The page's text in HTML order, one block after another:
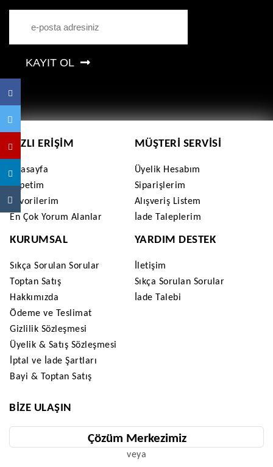
KAYIT OL
HIZLI ERIŞIM
Anasayfa
Sepetim
Favorilerim
En Çok Yorum Alanlar
MÜŞTERI SERVISI
Üyelik Hesabım
Siparişlerim
Alışveriş Listem
İade Taleplerim
KURUMSAL
Sıkça Sorulan Sorular
Toptan Satış
Hakkımızda
Ödeme ve Teslimat
Gizlilik Sözleşmesi
Üyelik & Satış Sözleşmesi
İptal ve İade Şartları
Bayi & Toptan Satış
YARDIM DESTEK
İletişim
Sıkça Sorulan Sorular
İade Talebi
BIZE ULAŞIN
Çözüm Merkezimiz
veya